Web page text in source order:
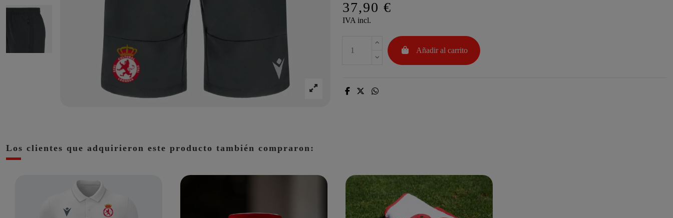
37,90 €
IVA incl.
Añadir al carrito
Los clientes que adquirieron este producto también compraron: